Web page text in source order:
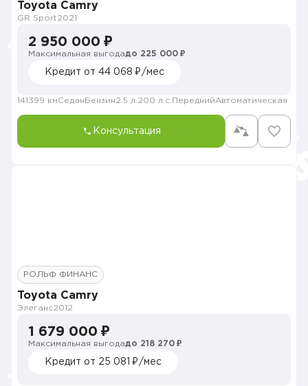
Toyota Camry
GR Sport2021
2 950 000 ₽
Максимальная выгодадо 225 000 ₽
Кредит от 44 068 ₽/мес
141399 кмСедан Бензин2.5 л. 200 л.с. ПереднийАвтоматическая
Консультация
РОЛЬФ ФИНАНС
Toyota Camry
Элеганс2012
1 679 000 ₽
Максимальная выгодадо 218 270 ₽
Кредит от 25 081 ₽/мес